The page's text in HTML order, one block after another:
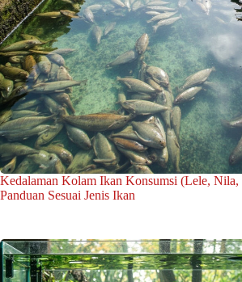
Kedalaman Kolam Ikan Konsumsi (Lele, Nila,
Panduan Sesuai Jenis Ikan